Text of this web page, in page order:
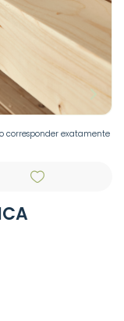
corresponder exatamente